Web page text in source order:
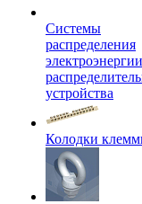
Системы
распределения
устройства
Колодки